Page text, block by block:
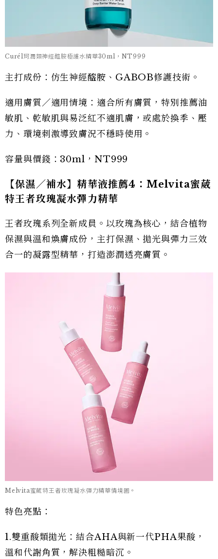
Curél珂潤類神經醯胺極護水精華30ml，NT999
主打成份：仿生神經醯胺、GABOB修護技術。
適用膚質／適用情境：適合所有膚質，特別推薦油
敏肌、乾敏肌與易泛紅不適肌膚，或處於換季、壓
力、環境刺激導致膚況不穩時使用。
容量與價錢：30ml，NT999
【保濕／補水】精華液推薦4：Melvita蜜葳
特王者玫瑰凝水彈力精華
王者玫瑰系列全新成員。以玫瑰為核心，結合植物
保濕與溫和煥膚成份，主打保濕、拋光與彈力三效
合一的凝露型精華，打造澎潤透亮膚質。
Melvita蜜葳特王者玫瑰凝水彈力精華情境圖。
特色亮點：
1.雙重酸類拋光：結合AHA與新一代PHA果酸，
溫和代謝角質，解決粗糙暗沉。